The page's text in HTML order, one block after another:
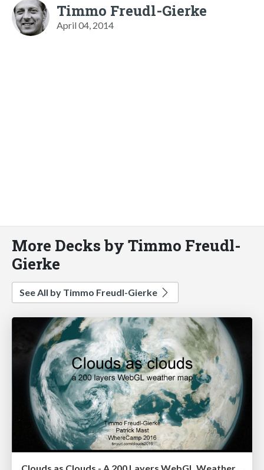
Timmo Freudl-Gierke
April 04, 2014
More Decks by Timmo Freudl-
Gierke
See All by Timmo Freudl-Gierke